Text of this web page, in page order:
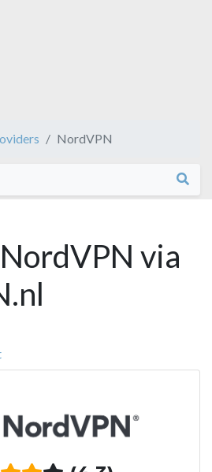
NordVPN
via